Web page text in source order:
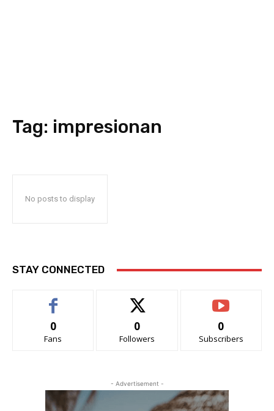
Tag: impresionan
No posts to display
STAY CONNECTED
0
Fans
0
Followers
0
Subscribers
- Advertisement -